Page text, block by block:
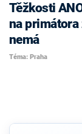
Těžkosti
na primátora
nemá
Téma: Praha